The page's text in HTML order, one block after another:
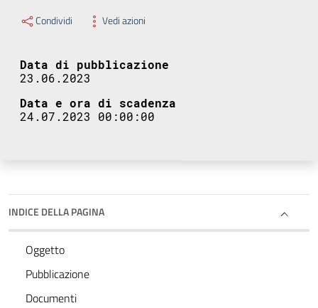
Condividi Vedi azioni
Data di pubblicazione
23.06.2023
Data e ora di scadenza
24.07.2023 00:00:00
INDICE DELLA PAGINA
Oggetto
Pubblicazione
Documenti